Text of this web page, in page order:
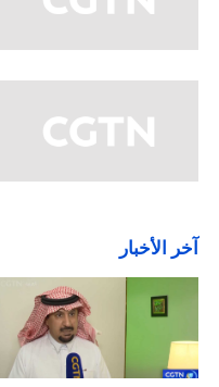
آخر الأخبار